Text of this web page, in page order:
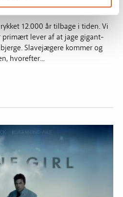
12.000 år tilbage i tiden. Vi
primært lever af at jage gigant-
Slavejægere kommer og
hvorefter...